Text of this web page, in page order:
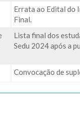
Errata ao Edital do
Final.
Lista final dos
Sedu 2024 após a
Convocação de